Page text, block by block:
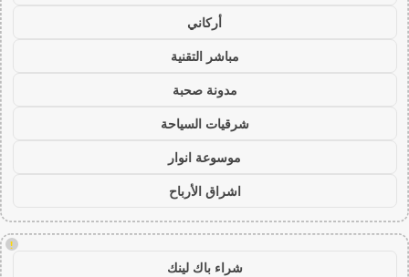
أركاني
مباشر التقنية
مدونة صحبة
شرقيات السياحة
موسوعة انوار
اشراق الأرباح
!
شراء باك لينك